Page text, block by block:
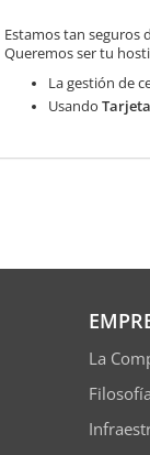
Estamos tan seguros
Queremos ser tu
La gestión de
Usando
La